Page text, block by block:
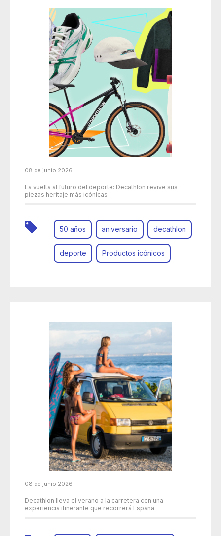
08 de junio 2026
La vuelta al futuro del deporte: Decathlon revive sus
piezas heritaje más icónicas
50 años aniversario decathlon
deporte Productos icónicos
08 de junio 2026
Decathlon lleva el verano a la carretera con una
experiencia itinerante que recorrerá España